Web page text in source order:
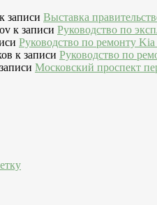
к записи Выставка
к записи Руководство по
Руководство по ремонту Kia
к записи Руководство по
Московский проспект